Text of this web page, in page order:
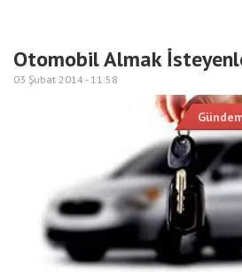
Otomobil Almak
03 Şubat 2014 - 11:58